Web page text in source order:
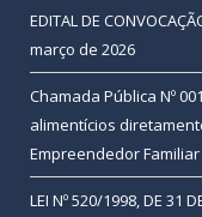
EDITAL DE
março de 2026
Chamada Pública Nº
alimentícios
Empreendedor Familiar
LEI Nº 520/1998, DE 31